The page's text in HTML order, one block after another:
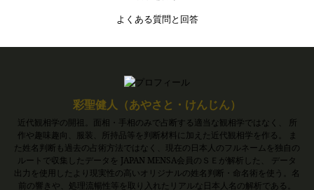
よくある質問と回答
彩聖健人（あやさと・けんじん）
近代観相学の開祖。面相・手相のみで占断する適当な観相学ではなく、 所
作や趣味趣向、服装、所持品等を判断材料に加えた近代観相学を作る。 ま
た姓名判断も過去の占術方法ではなく、現在の日本人のフルネームを独自の
ルートで収集したデータを JAPAN MENSA会員のＳＥが解析した、 データ
出力を使用したより現実性の高いオリジナルの姓名判断・命名術を使う。名
前の響きや、処理流暢性等を取り入れたリアルな日本人名の解析である。